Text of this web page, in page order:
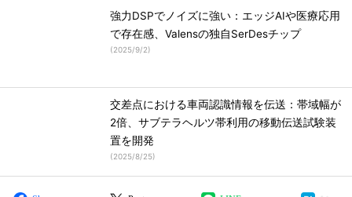
強力DSPでノイズに強い：エッジAIや医療応用
で存在感、Valensの独自SerDesチップ
(2025/9/2)
交差点における車両認識情報を伝送：帯域幅が
2倍、サブテラヘルツ帯利用の移動伝送試験装
置を開発
(2025/8/25)